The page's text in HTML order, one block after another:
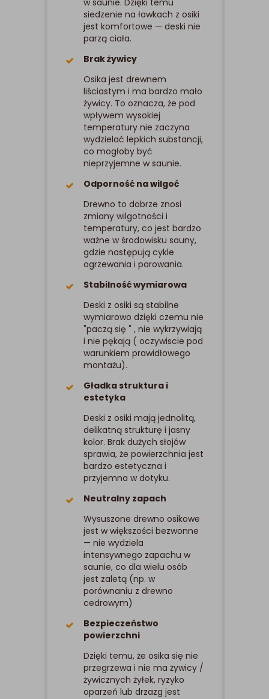
w saunie. Dzięki temu
siedzenie na ławkach z osiki
jest komfortowe — deski nie
parzą ciała.
Brak żywicy
Osika jest drewnem
liściastym i ma bardzo mało
żywicy. To oznacza, że pod
wpływem wysokiej
temperatury nie zaczyna
wydzielać lepkich substancji,
co mogłoby być
nieprzyjemne w saunie.
Odporność na wilgoć
Drewno to dobrze znosi
zmiany wilgotności i
temperatury, co jest bardzo
ważne w środowisku sauny,
gdzie następują cykle
ogrzewania i parowania.
Stabilność wymiarowa
Deski z osiki są stabilne
wymiarowo dzięki czemu nie
"paczą się " , nie wykrzywiają
i nie pękają ( oczywiscie pod
warunkiem prawidłowego
montażu).
Gładka struktura i
estetyka
Deski z osiki mają jednolitą,
delikatną strukturę i jasny
kolor. Brak dużych słojów
sprawia, że powierzchnia jest
bardzo estetyczna i
przyjemna w dotyku.
Neutralny zapach
Wysuszone drewno osikowe
jest w większości bezwonne
— nie wydziela
intensywnego zapachu w
saunie, co dla wielu osób
jest zaletą (np. w
porównaniu z drewno
cedrowym)
Bezpieczeństwo
powierzchni
Dzięki temu, że osika się nie
przegrzewa i nie ma żywicy /
żywicznych żyłek, ryzyko
oparzeń lub drzazg jest